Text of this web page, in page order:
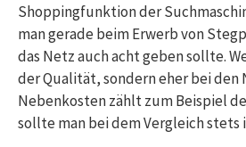
Shoppingfunktion der
man gerade beim Erwerb von
das Netz auch acht geben sollte.
der Qualität, sondern eher bei den
Nebenkosten zählt zum Beispiel
sollte man bei dem Vergleich stets